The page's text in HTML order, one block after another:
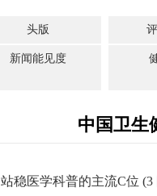
头版
新闻能见度
中国卫生
站稳医学科普的主流C位 (3